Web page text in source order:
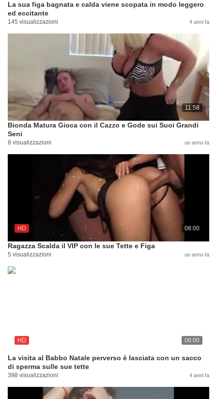
La sua figa bagnata e calda viene scopata in modo leggero
ed eccitante
145 visualizzazioni 4 anni fa
11:58
Bionda Matura Gioca con il Cazzo e Gode sui Suoi Grandi
Seni
8 visualizzazioni un anno fa
HD 08:00
Ragazza Scalda il VIP con le sue Tette e Figa
5 visualizzazioni un anno fa
HD 08:00
La visita al Babbo Natale perverso è lasciata con un sacco
di sperma sulle sue tette
398 visualizzazioni 4 anni fa